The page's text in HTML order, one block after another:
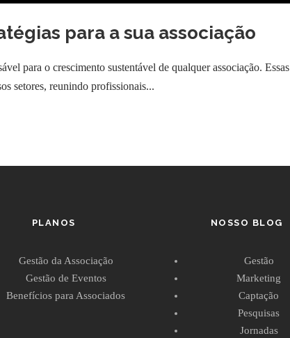
para a sua associação
para o crescimento sustentável de qualquer associação. Essas
setores, reunindo profissionais...
PLANOS
Gestão da Associação
Gestão de Eventos
Benefícios para Associados
NOSSO BLOG
Gestão
Marketing
Captação
Pesquisas
Jornadas